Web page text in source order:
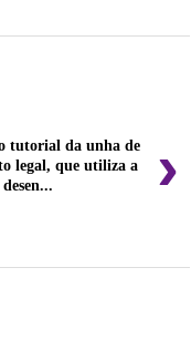
›
tutorial da unha de
legal, que utiliza a